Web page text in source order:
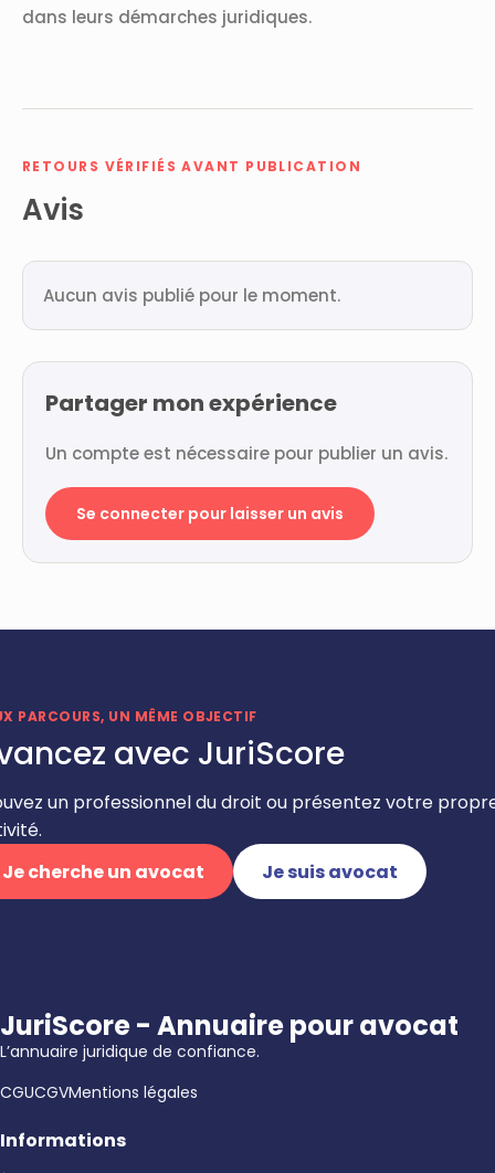
dans leurs démarches juridiques.
RETOURS VÉRIFIÉS AVANT PUBLICATION
Avis
Aucun avis publié pour le moment.
Partager mon expérience
Un compte est nécessaire pour publier un avis.
Se connecter pour laisser un avis
PARCOURS, UN MÊME OBJECTIF
avec JuriScore
un professionnel du droit ou présentez votre
Je cherche un avocat
Je suis avocat
JuriScore - Annuaire pour avocat
L’annuaire juridique de confiance.
CGUCGVMentions légales
Informations